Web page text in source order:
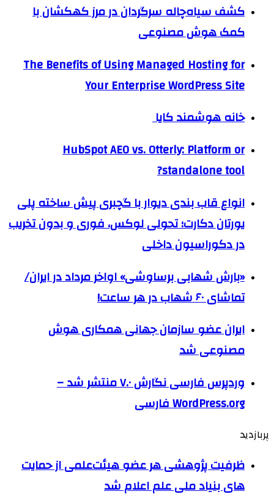
کشف سیاه‌چاله سرگردان در مرز کهکشان با
کمک هوش مصنوعی
The Benefits of Using Managed Hosting for
Your Enterprise WordPress Site
خانه هوشمند کایا
HubSpot AEO vs. Otterly: Platform or
standalone tool?
انواع قاب بندی دیوار با گچبری پیش ساخته پلی
یورتان دکارت؛ تحولی لوکس، فوری و بدون تخریب
در دکوراسیون داخلی
«بارش شهابی برساوشی» اواخر مرداد در ایران/
تماشای ۶۰ شهاب در هر ساعت!
ایران عضو سازمان جهانی همکاری هوش
مصنوعی شد
وردپرس فارسی نگارش ۷.۰ منتشر شد –
WordPress.org فارسی
پربازدید
ظرفیت پژوهشی هر عضو هیئت‌علمی از حمایت
های بنیاد ملی علم اعلام شد